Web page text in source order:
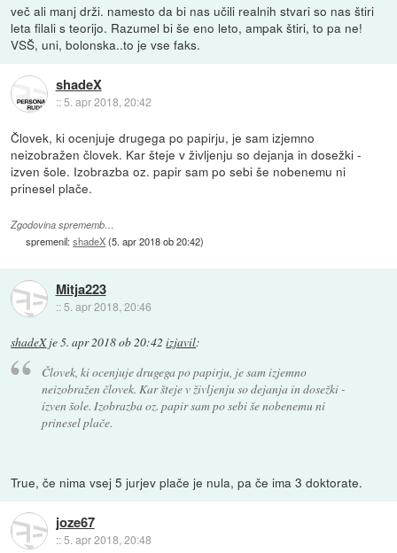
več ali manj drži. namesto da bi nas učili realnih stvari so nas štiri
leta filali s teorijo. Razumel bi še eno leto, ampak štiri, to pa ne!
VSŠ, uni, bolonska..to je vse faks.
shadeX
::5. apr 2018, 20:42
Človek, ki ocenjuje drugega po papirju, je sam izjemno
neizobražen človek. Kar šteje v življenju so dejanja in dosežki -
izven šole. Izobrazba oz. papir sam po sebi še nobenemu ni
prinesel plače.
Zgodovina sprememb…
spremenil:shadeX(5. apr 2018 ob 20:42)
Mitja223
:: 5. apr 2018, 20:46
shadeXje5. apr 2018 ob 20:42 izjavil:
Človek, ki ocenjuje drugega po papirju, je sam izjemno
neizobražen človek. Kar šteje v življenju so dejanja in dosežki -
izven šole. Izobrazba oz. papir sam po sebi še nobenemu ni
prinesel plače.
True, če nima vsej 5 jurjev plače je nula, pa če ima 3 doktorate.
joze67
::5. apr 2018, 20:48